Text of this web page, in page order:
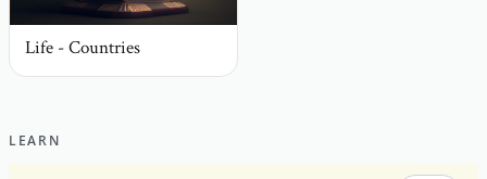
Life - Countries
LEARN